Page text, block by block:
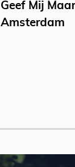
Geef Mij Maar
Amsterdam